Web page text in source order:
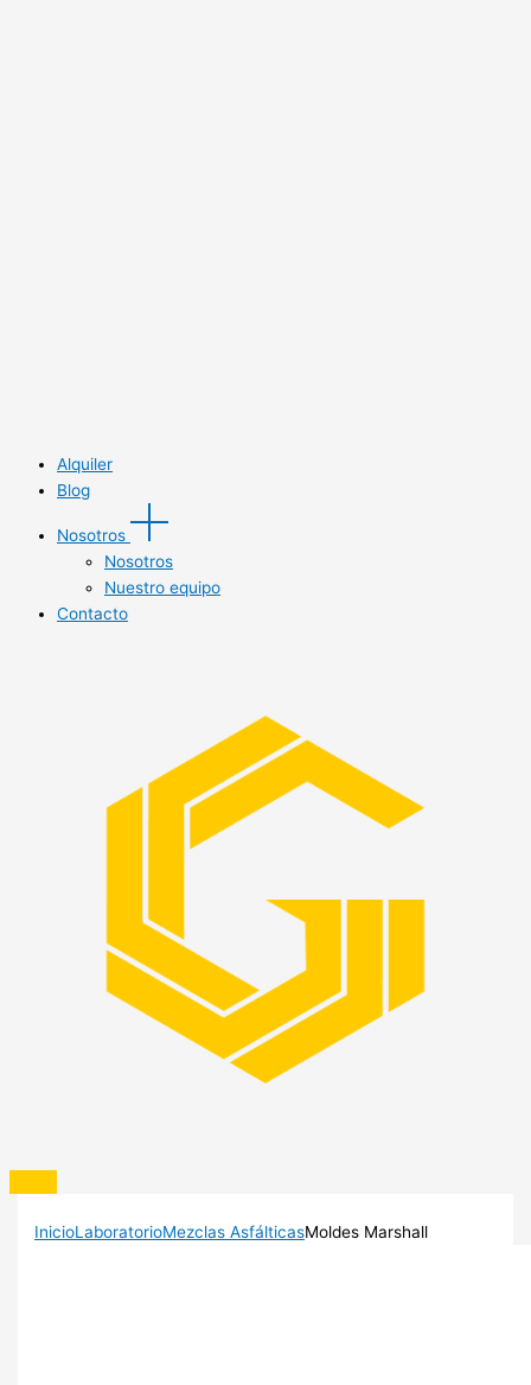
Alquiler
Blog
Nosotros
Nosotros
Nuestro equipo
Contacto
InicioLaboratorioMezclas AsfálticasMoldes Marshall